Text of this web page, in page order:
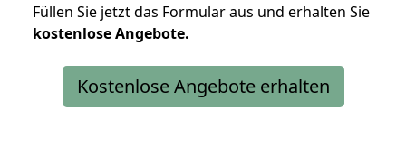
Füllen Sie jetzt das Formular aus und erhalten Sie
kostenloseAngebote.
Kostenlose Angebote erhalten